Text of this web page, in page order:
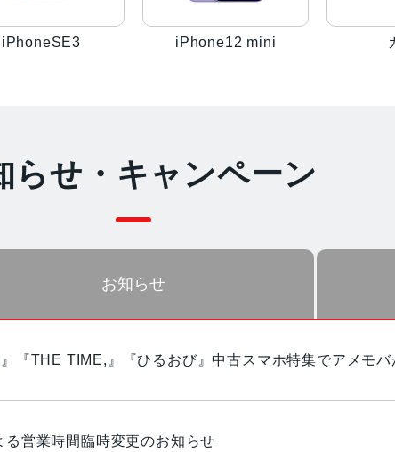
iPhoneSE3 iPhone12 mini
らせ・キャンペーン
お知らせ
『THE TIME,』『ひるおび』中古スマホ特集でアメモバ
る営業時間臨時変更のお知らせ